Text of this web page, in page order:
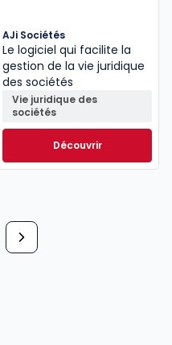
AJi Sociétés
Le logiciel qui facilite la
gestion de la vie juridique
des sociétés
Vie juridique des
sociétés
Découvrir